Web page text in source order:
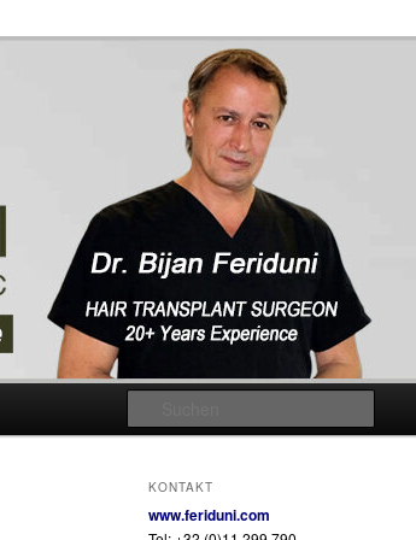
KONTAKT
www.feriduni.com